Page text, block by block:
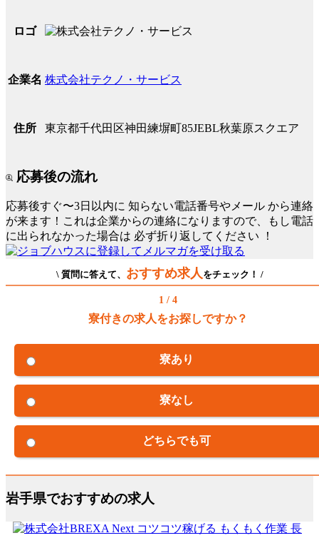
ロゴ
企業名 株式会社テクノ・サービス
住所 東京都千代田区神田練塀町85JEBL秋葉原スクエア
応募後の流れ
応募後すぐ〜3日以内に 知らない電話番号やメール から連絡
が来ます！これは企業からの連絡になりますので、もし電話
に出られなかった場合は 必ず折り返してください ！
\ 質問に答えて、 おすすめ求人をチェック！ /
1 / 4
寮付きの求人をお探しですか？
寮あり
寮なし
どちらでも可
岩手県でおすすめの求人